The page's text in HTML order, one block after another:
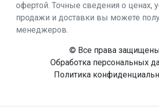
офертой. Точные сведения о ценах,
продажи и доставки вы можете
менеджеров.
© Все права
Обработка персональных
Политика